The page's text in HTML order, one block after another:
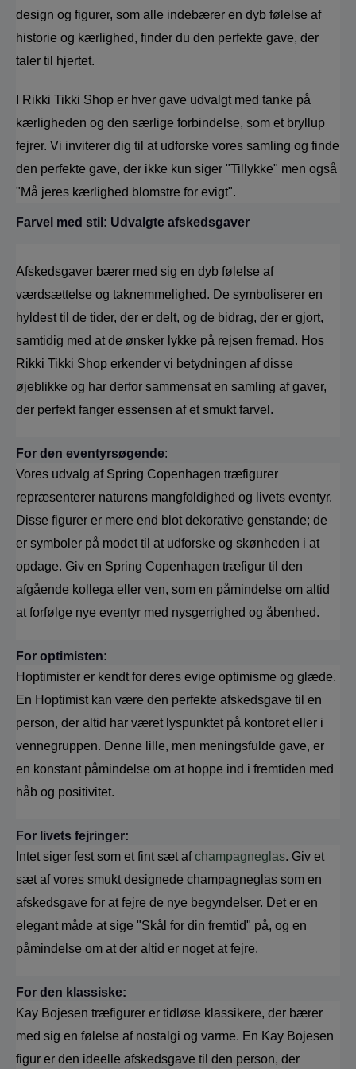
design og figurer, som alle indebærer en dyb følelse af
historie og kærlighed, finder du den perfekte gave, der
taler til hjertet.
I Rikki Tikki Shop er hver gave udvalgt med tanke på
kærligheden og den særlige forbindelse, som et bryllup
fejrer. Vi inviterer dig til at udforske vores samling og finde
den perfekte gave, der ikke kun siger "Tillykke" men også
"Må jeres kærlighed blomstre for evigt".
Farvel med stil: Udvalgte afskedsgaver
Afskedsgaver bærer med sig en dyb følelse af
værdsættelse og taknemmelighed. De symboliserer en
hyldest til de tider, der er delt, og de bidrag, der er gjort,
samtidig med at de ønsker lykke på rejsen fremad. Hos
Rikki Tikki Shop erkender vi betydningen af disse
øjeblikke og har derfor sammensat en samling af gaver,
der perfekt fanger essensen af et smukt farvel.
For den eventyrsøgende:
Vores udvalg af Spring Copenhagen træfigurer
repræsenterer naturens mangfoldighed og livets eventyr.
Disse figurer er mere end blot dekorative genstande; de
er symboler på modet til at udforske og skønheden i at
opdage. Giv en Spring Copenhagen træfigur til den
afgående kollega eller ven, som en påmindelse om altid
at forfølge nye eventyr med nysgerrighed og åbenhed.
For optimisten:
Hoptimister er kendt for deres evige optimisme og glæde.
En Hoptimist kan være den perfekte afskedsgave til en
person, der altid har været lyspunktet på kontoret eller i
vennegruppen. Denne lille, men meningsfulde gave, er
en konstant påmindelse om at hoppe ind i fremtiden med
håb og positivitet.
For livets fejringer:
Intet siger fest som et fint sæt af champagneglas. Giv et
sæt af vores smukt designede champagneglas som en
afskedsgave for at fejre de nye begyndelser. Det er en
elegant måde at sige "Skål for din fremtid" på, og en
påmindelse om at der altid er noget at fejre.
For den klassiske:
Kay Bojesen træfigurer er tidløse klassikere, der bærer
med sig en følelse af nostalgi og varme. En Kay Bojesen
figur er den ideelle afskedsgave til den person, der